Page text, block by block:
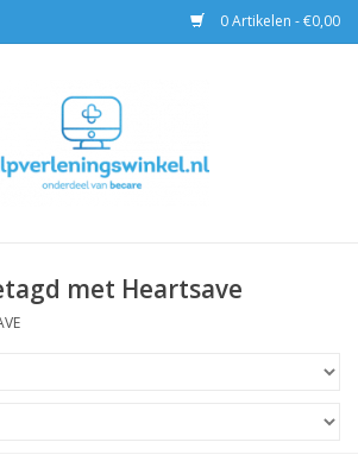
0 Artikelen - €0,00
met Heartsave